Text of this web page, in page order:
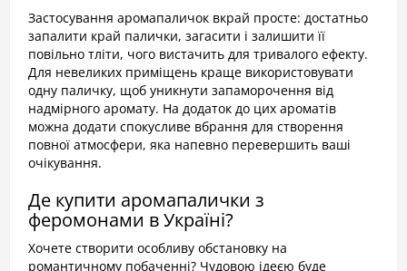
Застосування аромапаличок вкрай просте: достатньо
запалити край палички, загасити і залишити її
повільно тліти, чого вистачить для тривалого ефекту.
Для невеликих приміщень краще використовувати
одну паличку, щоб уникнути запаморочення від
надмірного аромату. На додаток до цих ароматів
можна додати спокусливе вбрання для створення
повної атмосфери, яка напевно перевершить ваші
очікування.
Де купити аромапалички з
феромонами в Україні?
Хочете створити особливу обстановку на
романтичному побаченні? Чудовою ідеєю буде